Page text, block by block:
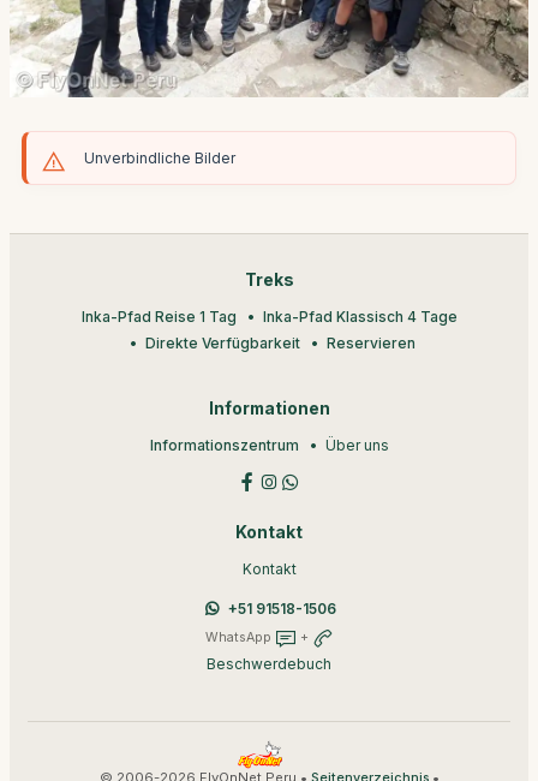
Unverbindliche Bilder
Treks
Inka-Pfad Reise 1 Tag
Inka-Pfad Klassisch 4 Tage
Direkte Verfügbarkeit
Reservieren
Informationen
Informationszentrum Über uns
Kontakt
Kontakt
+51 91518-1506
WhatsApp +
Beschwerdebuch
© 2006-2026 FlyOnNet Peru • •